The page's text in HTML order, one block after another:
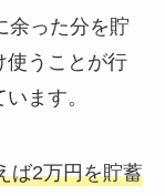
余った分を貯
使うことが行
ます。
ば2万円を貯蓄